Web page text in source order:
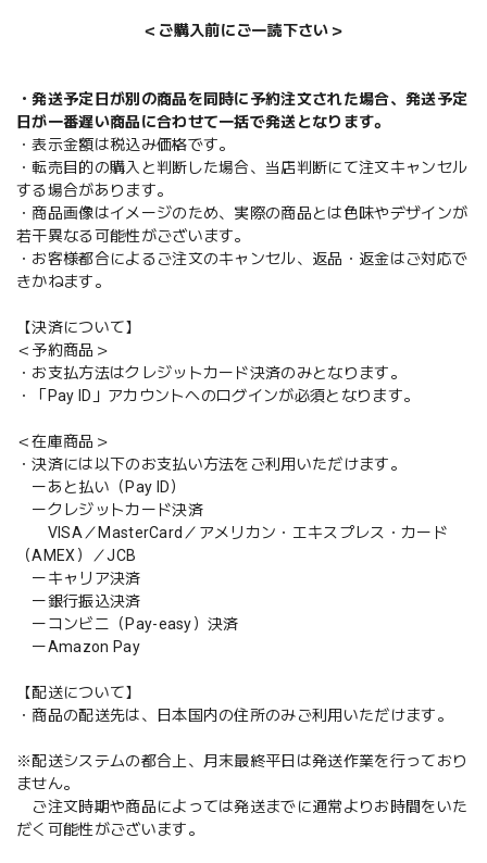
＜ご購入前にご一読下さい＞
・発送予定日が別の商品を同時に予約注文された場合、発送予定
日が一番遅い商品に合わせて一括で発送となります。
・表示金額は税込み価格です。
・転売目的の購入と判断した場合、当店判断にて注文キャンセル
する場合があります。
・商品画像はイメージのため、実際の商品とは色味やデザインが
若干異なる可能性がございます。
・お客様都合によるご注文のキャンセル、返品・返金はご対応で
きかねます。
【決済について】
＜予約商品＞
・お支払方法はクレジットカード決済のみとなります。
・「Pay ID」アカウントへのログインが必須となります。
＜在庫商品＞
・決済には以下のお支払い方法をご利用いただけます。
ーあと払い（Pay ID）
ークレジットカード決済
VISA／MasterCard／アメリカン・エキスプレス・カード
（AMEX）／JCB
ーキャリア決済
ー銀行振込決済
ーコンビニ（Pay-easy）決済
ーAmazon Pay
【配送について】
・商品の配送先は、日本国内の住所のみご利用いただけます。
※配送システムの都合上、月末最終平日は発送作業を行っており
ません。
ご注文時期や商品によっては発送までに通常よりお時間をいた
だく可能性がございます。